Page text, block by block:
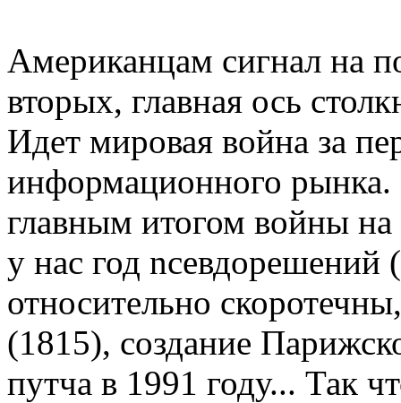
Американцам сигнал на
вторых, главная ось
Идет мировая война за
информационного
главным итогом войны на
у нас год nceвдорешений
относительно
(1815), создание
путча в 1991 году... Так